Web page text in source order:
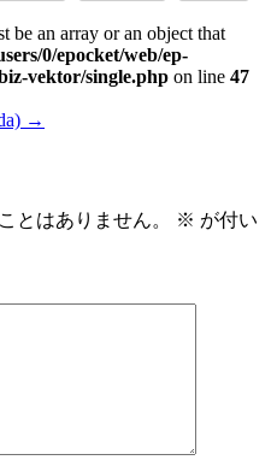
be an array or an object that
0/epocket/web/ep-
vektor/single.php on line 47
→
とはありません。 ※ が付い